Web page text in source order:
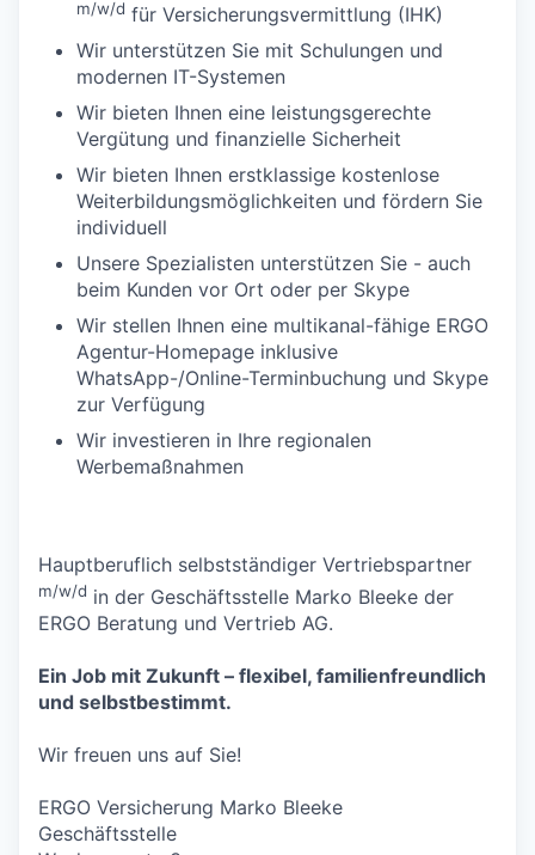
m/w/d für Versicherungsvermittlung (IHK)
Wir unterstützen Sie mit Schulungen und
modernen IT-Systemen
Wir bieten Ihnen eine leistungsgerechte
Vergütung und finanzielle Sicherheit
Wir bieten Ihnen erstklassige kostenlose
Weiterbildungsmöglichkeiten und fördern Sie
individuell
Unsere Spezialisten unterstützen Sie - auch
beim Kunden vor Ort oder per Skype
Wir stellen Ihnen eine multikanal-fähige ERGO
Agentur-Homepage inklusive
WhatsApp-/Online-Terminbuchung und Skype
zur Verfügung
Wir investieren in Ihre regionalen
Werbemaßnahmen
Hauptberuflich selbstständiger Vertriebspartner
m/w/d in der Geschäftsstelle Marko Bleeke der
ERGO Beratung und Vertrieb AG.
Ein Job mit Zukunft – flexibel, familienfreundlich
und selbstbestimmt.
Wir freuen uns auf Sie!
ERGO Versicherung Marko Bleeke
Geschäftsstelle